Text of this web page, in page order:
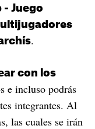
- Juego
.
con los
e incluso podrás
integrantes. Al
las cuales se irán